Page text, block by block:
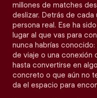
millones de matches
deslizar. Detrás de
persona real. Ese ha
lugar al que vas para
nunca habrías
de viaje o una conexión
hasta convertirse en
concreto o que aún no
da el espacio para